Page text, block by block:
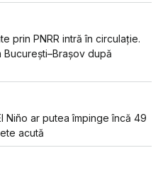
prin PNRR intră în circulație.
după
Niño ar putea împinge încă 49
acută